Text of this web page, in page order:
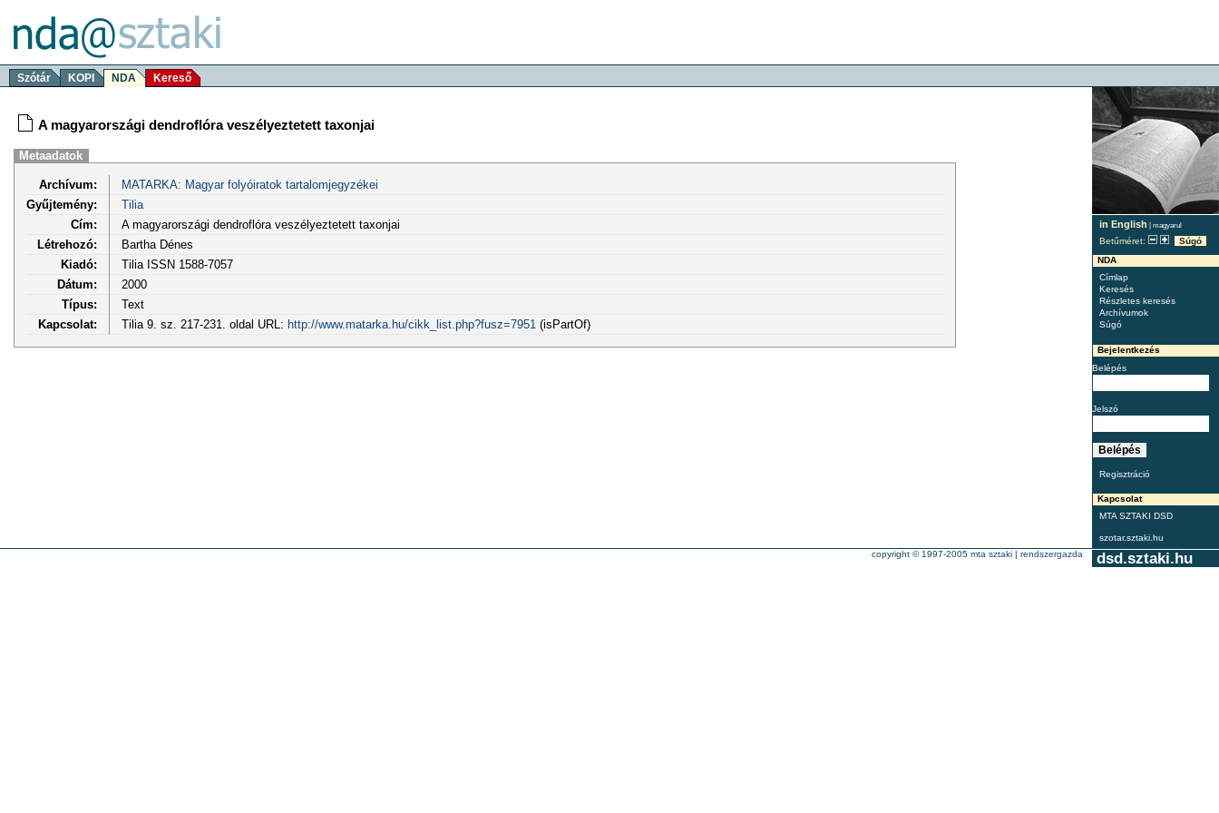
Szótár KOPI NDA Kereső
in English | magyarul
Betűméret:
Súgó
NDA
Címlap
Keresés
Részletes keresés
Archívumok
Súgó
Bejelentkezés
Belépés
Jelszó
Regisztráció
Kapcsolat
MTA SZTAKI DSD
szotar.sztaki.hu
A magyarországi dendroflóra veszélyeztetett taxonjai
Metaadatok
Archívum:
MATARKA: Magyar folyóiratok tartalomjegyzékei
Gyűjtemény:
Tilia
Cím:
A magyarországi dendroflóra veszélyeztetett taxonjai
Létrehozó:
Bartha Dénes
Kiadó:
Tilia ISSN 1588-7057
Dátum:
2000
Típus:
Text
Kapcsolat:
Tilia 9. sz. 217-231. oldal URL: http://www.matarka.hu/cikk_list.php?fusz=7951 (isPartOf)
dsd.sztaki.hu
copyright © 1997-2005 mta sztaki | rendszergazda